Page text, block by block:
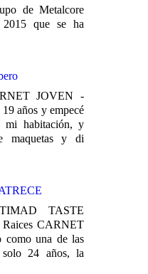
de Metalcore
que se ha
JOVEN -
años y empecé
mi habitación, y
maquetas y di
TASTE
CARNET
una de las
24 años, la